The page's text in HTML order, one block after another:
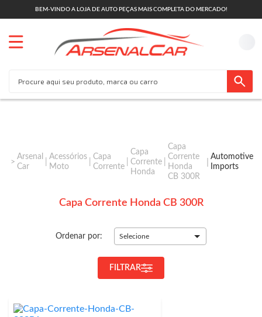
BEM-VINDO A LOJA DE AUTO PEÇAS MAIS COMPLETA DO MERCADO!
Arsenal
Car
Acessórios
Moto
Capa
Corrente
Capa
Corrente
Honda
Capa
Corrente
Honda
CB 300R
Automotive
Imports
Capa Corrente Honda CB 300R
Ordenar por: Selecione
FILTRAR